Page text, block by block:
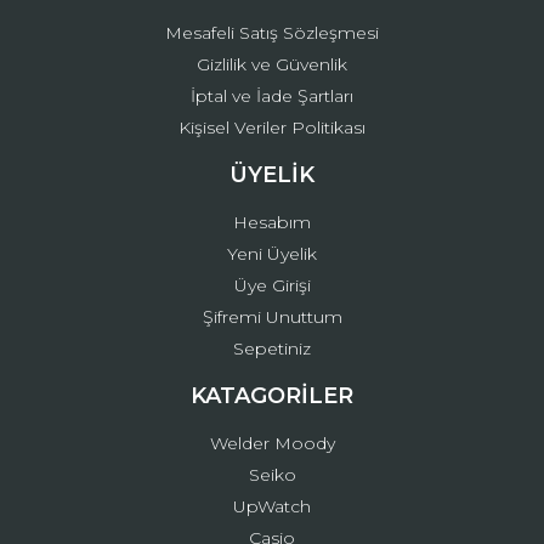
Mesafeli Satış Sözleşmesi
Gizlilik ve Güvenlik
İptal ve İade Şartları
Kişisel Veriler Politikası
ÜYELİK
Hesabım
Yeni Üyelik
Üye Girişi
Şifremi Unuttum
Sepetiniz
KATAGORİLER
Welder Moody
Seiko
UpWatch
Casio